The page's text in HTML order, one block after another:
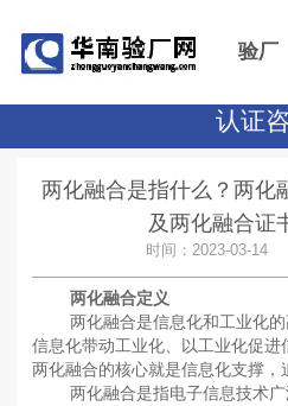
验厂
认证
两化融合是指什么？两化
及两化融合证
时间：2023-03-
两化融合定义
两化融合是信息化和工业化的
信息化带动工业化、以工业化促进
两化融合的核心就是信息化支撑，
两化融合是指电子信息技术广